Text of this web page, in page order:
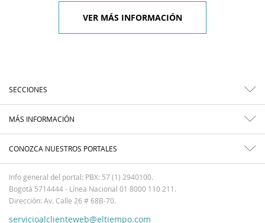
VER MÁS INFORMACIÓN
SECCIONES
MÁS INFORMACIÓN
CONOZCA NUESTROS PORTALES
Info general del portal: PBX: 57 (1) 2940100.
Bogotá 5714444 - Línea Nacional 01 8000 110 211.
Dirección: Av. Calle 26 # 68B-70.
servicioalclienteweb@eltiempo.com